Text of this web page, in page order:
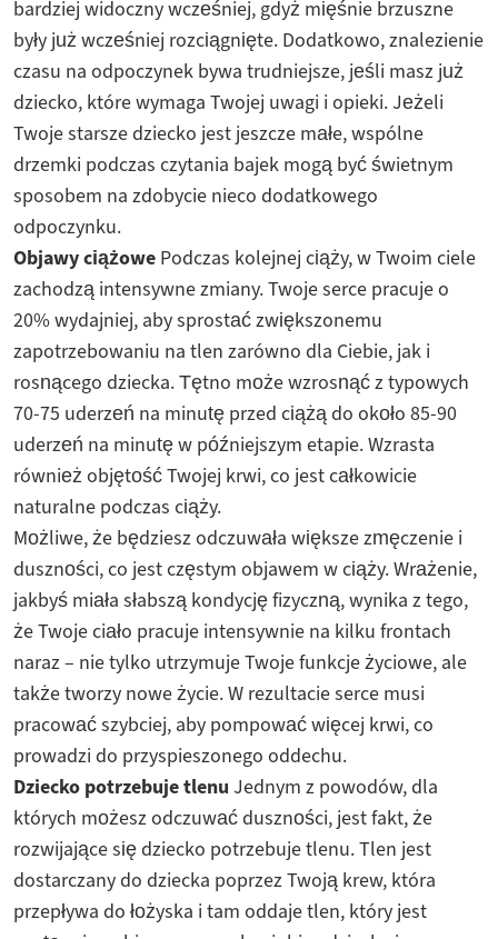
bardziej widoczny wcześniej, gdyż mięśnie brzuszne
były już wcześniej rozciągnięte. Dodatkowo, znalezienie
czasu na odpoczynek bywa trudniejsze, jeśli masz już
dziecko, które wymaga Twojej uwagi i opieki. Jeżeli
Twoje starsze dziecko jest jeszcze małe, wspólne
drzemki podczas czytania bajek mogą być świetnym
sposobem na zdobycie nieco dodatkowego
odpoczynku.
Objawy ciążowe Podczas kolejnej ciąży, w Twoim ciele
zachodzą intensywne zmiany. Twoje serce pracuje o
20% wydajniej, aby sprostać zwiększonemu
zapotrzebowaniu na tlen zarówno dla Ciebie, jak i
rosnącego dziecka. Tętno może wzrosnąć z typowych
70-75 uderzeń na minutę przed ciążą do około 85-90
uderzeń na minutę w późniejszym etapie. Wzrasta
również objętość Twojej krwi, co jest całkowicie
naturalne podczas ciąży.
Możliwe, że będziesz odczuwała większe zmęczenie i
duszności, co jest częstym objawem w ciąży. Wrażenie,
jakbyś miała słabszą kondycję fizyczną, wynika z tego,
że Twoje ciało pracuje intensywnie na kilku frontach
naraz – nie tylko utrzymuje Twoje funkcje życiowe, ale
także tworzy nowe życie. W rezultacie serce musi
pracować szybciej, aby pompować więcej krwi, co
prowadzi do przyspieszonego oddechu.
Dziecko potrzebuje tlenu Jednym z powodów, dla
których możesz odczuwać duszności, jest fakt, że
rozwijające się dziecko potrzebuje tlenu. Tlen jest
dostarczany do dziecka poprzez Twoją krew, która
przepływa do łożyska i tam oddaje tlen, który jest